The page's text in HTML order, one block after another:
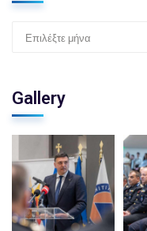
Επιλέξτε μήνα
Gallery